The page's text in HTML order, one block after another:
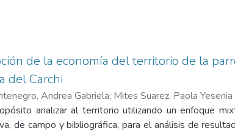
de la economía del territorio de la
del Carchi
Andrea Gabriela; Mites Suarez, Paola Yesenia
analizar al territorio utilizando un enfoque
de campo y bibliográfica, para el análisis de